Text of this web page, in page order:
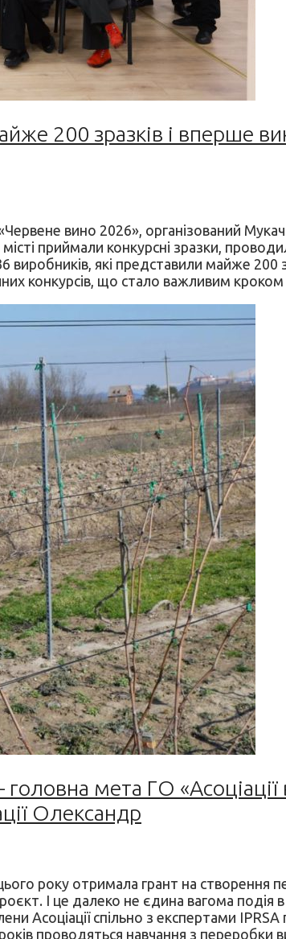
200 зразків і вперше
вино 2026», організований
приймали конкурсні зразки,
виробників, які представили майже 200
конкурсів, що стало важливим кроком
мета ГО
Олександр
року отримала грант на створення
І це далеко не єдина вагома
Асоціації спільно з експертами
проводяться навчання з переробки